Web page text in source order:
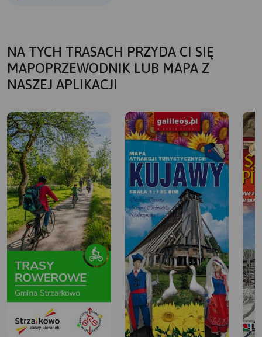
NA TYCH TRASACH PRZYDA CI SIĘ
MAPOPRZEWODNIK LUB MAPA Z
NASZEJ APLIKACJI